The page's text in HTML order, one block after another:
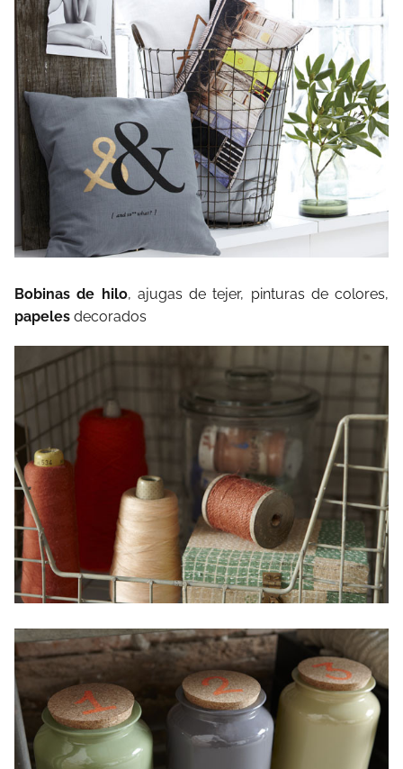
Bobinas de hilo, ajugas de tejer, pinturas de colores,
papeles decorados